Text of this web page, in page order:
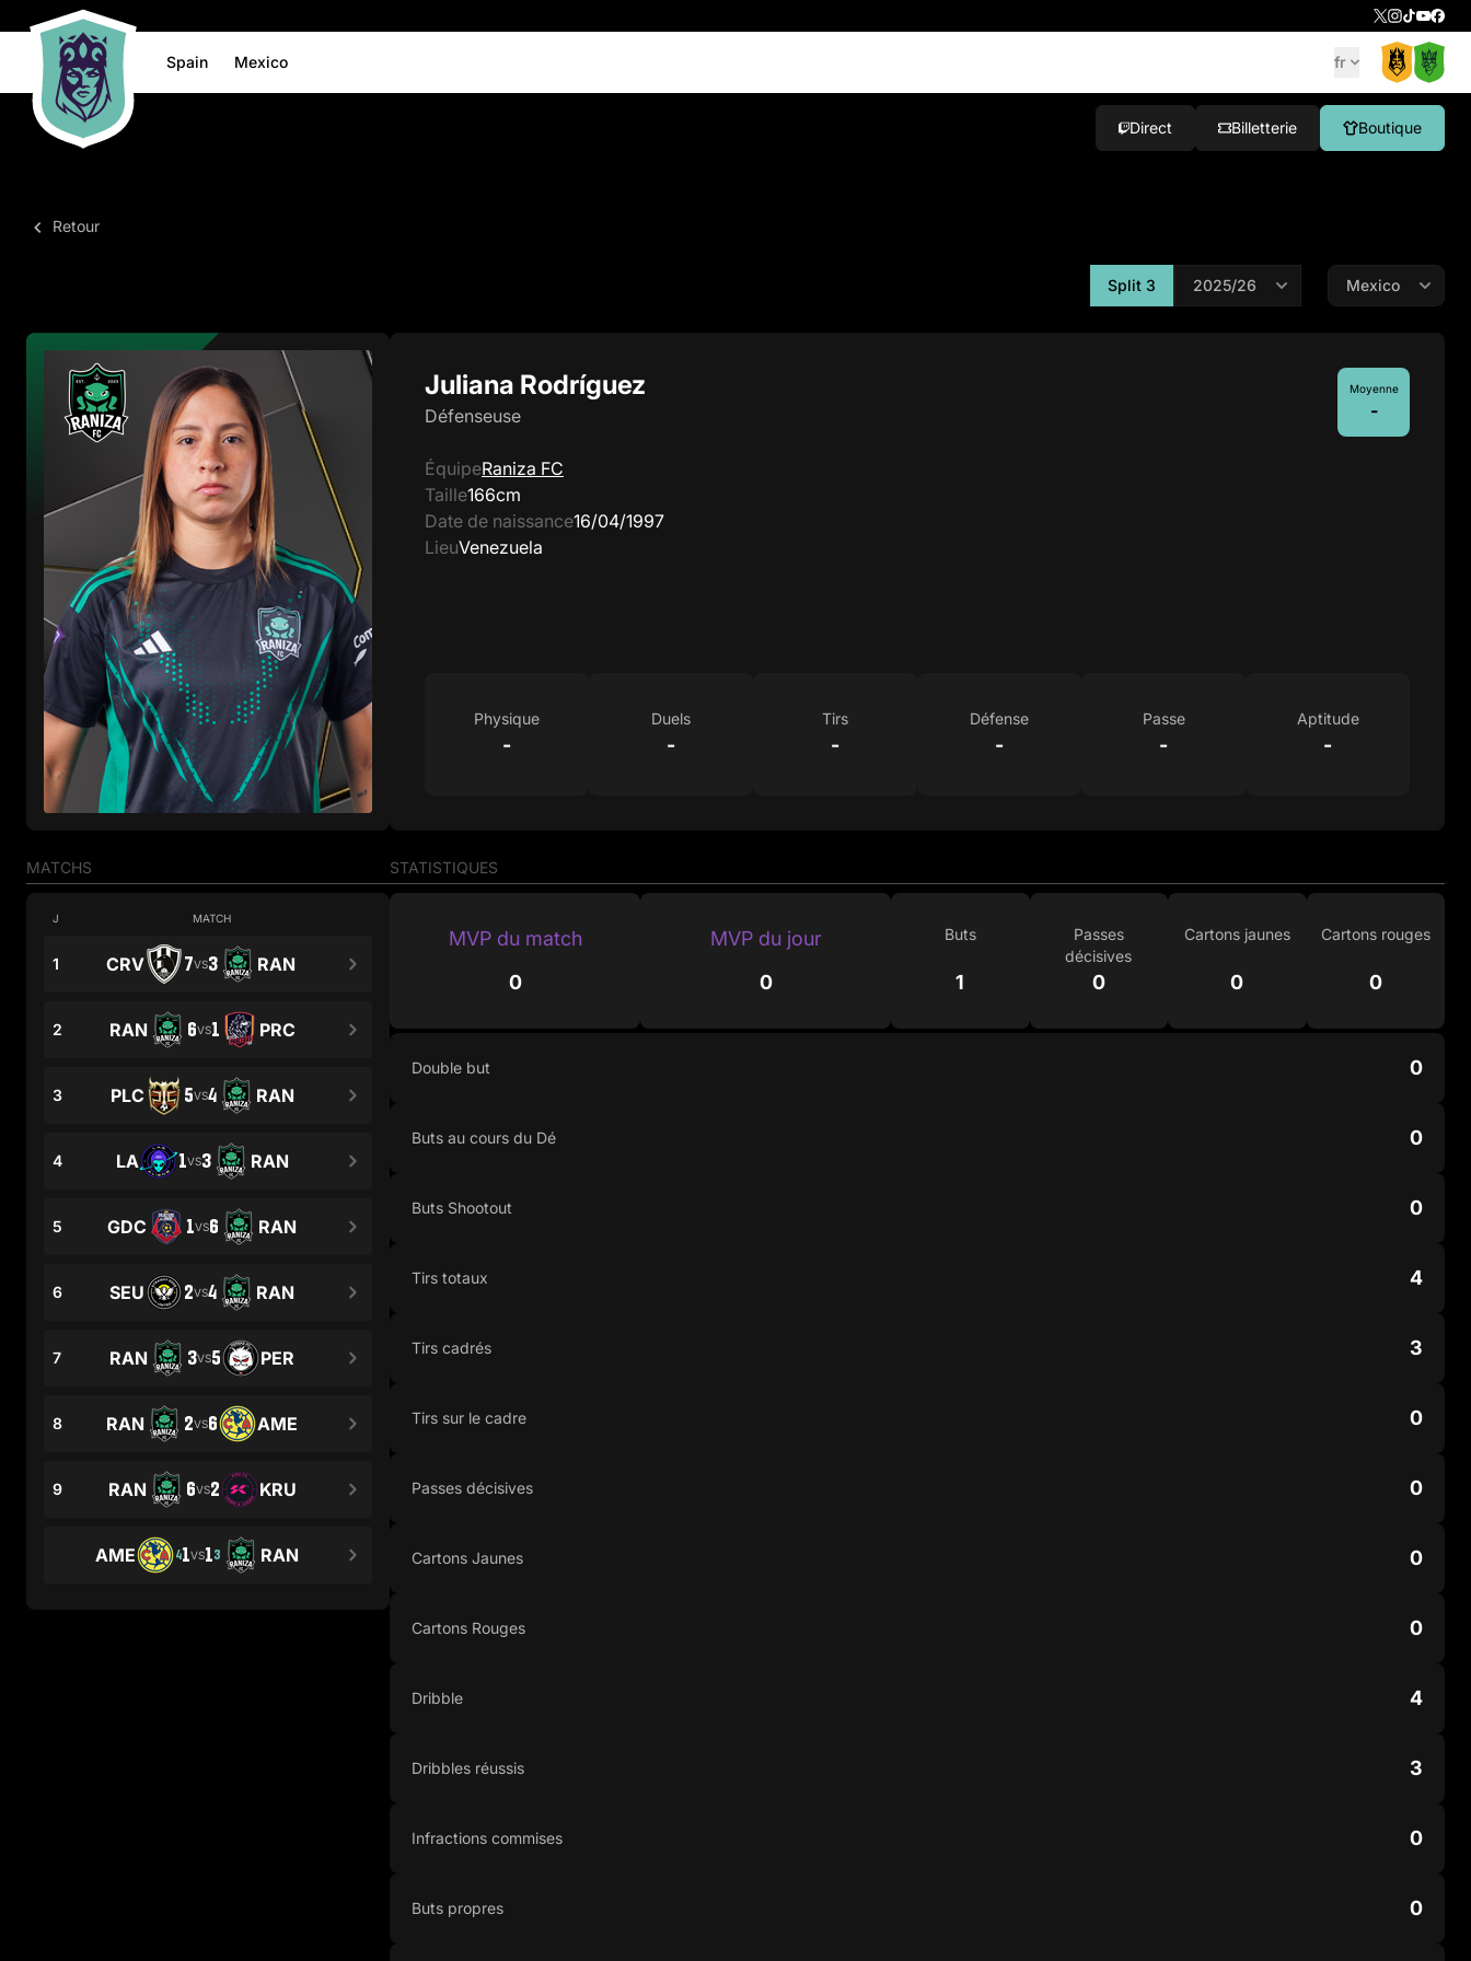
Spain Mexico fr
Direct Billetterie Boutique
Retour
Split 3
Juliana Rodríguez
Défenseuse
ÉquipeRaniza FC
Taille166cm
Date de naissance16/04/1997
LieuVenezuela
Moyenne
-
Physique
-
Duels
-
Tirs
-
Défense
-
Passe
-
Aptitude
-
MATCHS
J MATCH
1 CRV 7VS3 RAN
2 RAN 6VS1 PRC
3 PLC 5VS4 RAN
4 LA 1VS3 RAN
5 GDC 1VS6 RAN
6 SEU 2VS4 RAN
7 RAN 3VS5 PER
8 RAN 2VS6 AME
9 RAN 6VS2 KRU
AME 41VS13 RAN
STATISTIQUES
MVP du match
0
MVP du jour
0
Buts
1
Passes
décisives
0
Cartons jaunes
0
Cartons rouges
0
Double but 0
Buts au cours du Dé 0
Buts Shootout 0
Tirs totaux 4
Tirs cadrés 3
Tirs sur le cadre 0
Passes décisives 0
Cartons Jaunes 0
Cartons Rouges 0
Dribble 4
Dribbles réussis 3
Infractions commises 0
Buts propres 0